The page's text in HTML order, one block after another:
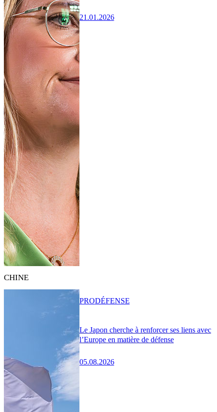
21.01.2026
CHINE
Le Japon cherche à renforcer ses liens avec
l’Europe en matière de défense
05.08.2026
PRODÉFENSE